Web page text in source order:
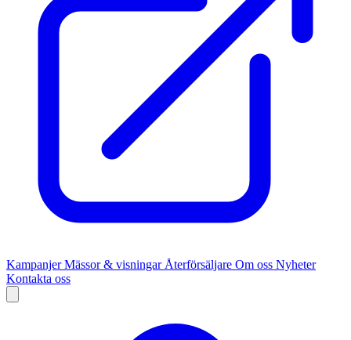
KampanjerMässor & visningar Återförsäljare Om oss Nyheter
Kontakta oss